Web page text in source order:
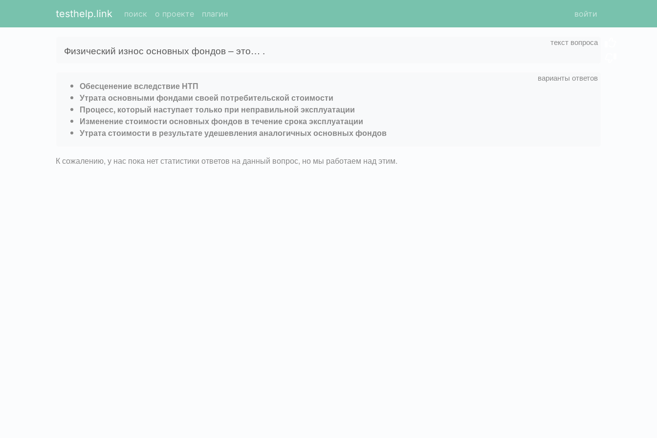
testhelp.link поиск о проекте плагин войти
Физический износ основных фондов – это… .
Обесценение вследствие НТП
Утрата основными фондами своей потребительской стоимости
Процесс, который наступает только при неправильной эксплуатации
Изменение стоимости основных фондов в течение срока эксплуатации
Утрата стоимости в результате удешевления аналогичных основных фондов
К сожалению, у нас пока нет статистики ответов на данный вопрос, но мы работаем над этим.